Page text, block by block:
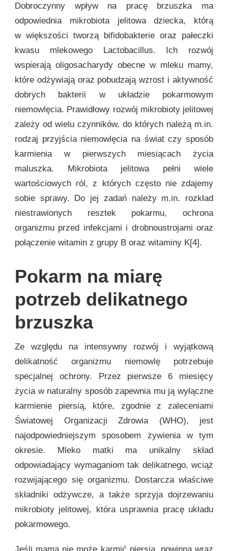
Dobroczynny wpływ na pracę brzuszka ma
odpowiednia mikrobiota jelitowa dziecka, którą
w większości tworzą bifidobakterie oraz pałeczki
kwasu mlekowego Lactobacillus. Ich rozwój
wspierają oligosacharydy obecne w mleku mamy,
które odżywiają oraz pobudzają wzrost i aktywność
dobrych bakterii w układzie pokarmowym
niemowlęcia. Prawidłowy rozwój mikrobioty jelitowej
zależy od wielu czynników, do których należą m.in.
rodzaj przyjścia niemowlęcia na świat czy sposób
karmienia w pierwszych miesiącach życia
maluszka. Mikrobiota jelitowa pełni wiele
wartościowych ról, z których często nie zdajemy
sobie sprawy. Do jej zadań należy m.in. rozkład
niestrawionych resztek pokarmu, ochrona
organizmu przed infekcjami i drobnoustrojami oraz
połączenie witamin z grupy B oraz witaminy K[4].
Pokarm na miarę
potrzeb delikatnego
brzuszka
Ze względu na intensywny rozwój i wyjątkową
delikatność organizmu niemowlę potrzebuje
specjalnej ochrony. Przez pierwsze 6 miesięcy
życia w naturalny sposób zapewnia mu ją wyłączne
karmienie piersią, które, zgodnie z zaleceniami
Światowej Organizacji Zdrowia (WHO), jest
najodpowiedniejszym sposobem żywienia w tym
okresie. Mleko matki ma unikalny skład
odpowiadający wymaganiom tak delikatnego, wciąż
rozwijającego się organizmu. Dostarcza właściwe
składniki odżywcze, a także sprzyja dojrzewaniu
mikrobioty jelitowej, która usprawnia pracę układu
pokarmowego.
Jeśli mama nie może karmić piersią, powinna wraz